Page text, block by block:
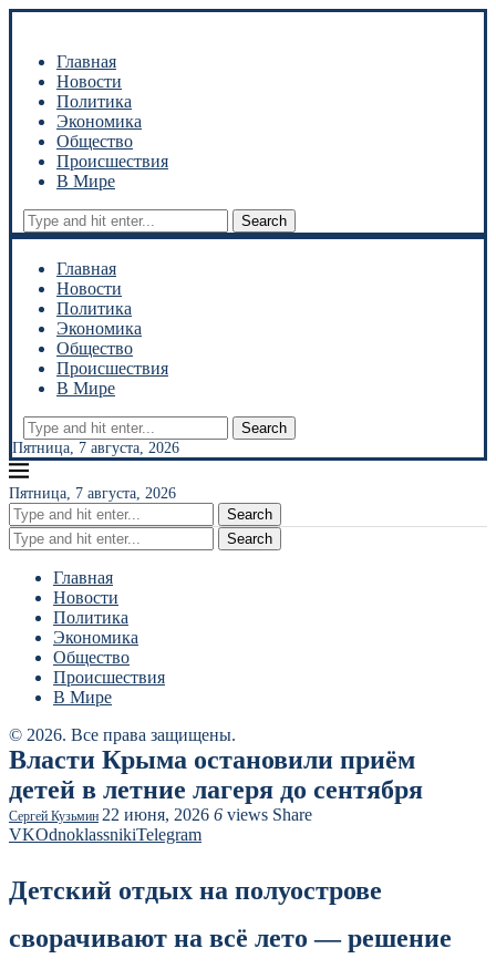
Главная
Новости
Политика
Экономика
Общество
Происшествия
В Мире
Search
Главная
Новости
Политика
Экономика
Общество
Происшествия
В Мире
Search
Пятница, 7 августа, 2026
Пятница, 7 августа, 2026
Search
Search
Главная
Новости
Политика
Экономика
Общество
Происшествия
В Мире
© 2026. Все права защищены.
Власти Крыма остановили приём
детей в летние лагеря до сентября
Сергей Кузьмин 22 июня, 2026 6 views Share
VKOdnoklassnikiTelegram
Детский отдых на полуострове
сворачивают на всё лето — решение